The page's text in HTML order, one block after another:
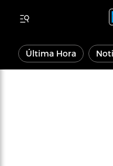
Última Hora